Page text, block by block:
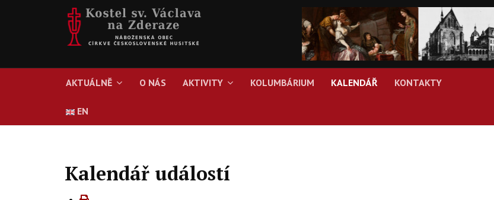
AKTUÁLNĚ O NÁS AKTIVITY KOLUMBÁRIUM KALENDÁŘ KONTAKTY
EN
Kalendář událostí